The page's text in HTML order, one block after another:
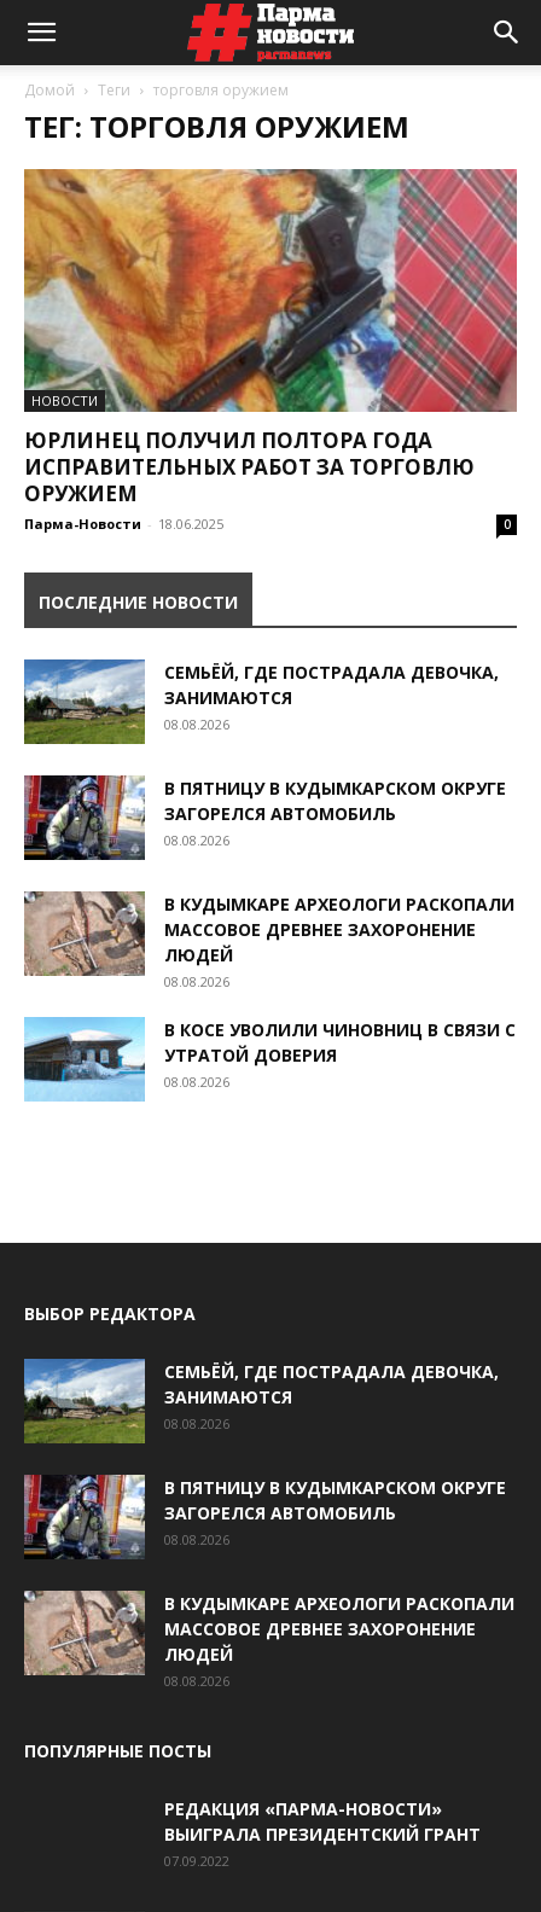
Домой Теги торговля оружием
ТЕГ: ТОРГОВЛЯ ОРУЖИЕМ
НОВОСТИ
ЮРЛИНЕЦ ПОЛУЧИЛ ПОЛТОРА ГОДА
ИСПРАВИТЕЛЬНЫХ РАБОТ ЗА ТОРГОВЛЮ
ОРУЖИЕМ
Парма-Новости - 18.06.2025 0
ПОСЛЕДНИЕ НОВОСТИ
СЕМЬЁЙ, ГДЕ ПОСТРАДАЛА ДЕВОЧКА,
ЗАНИМАЮТСЯ
08.08.2026
В ПЯТНИЦУ В КУДЫМКАРСКОМ ОКРУГЕ
ЗАГОРЕЛСЯ АВТОМОБИЛЬ
08.08.2026
В КУДЫМКАРЕ АРХЕОЛОГИ РАСКОПАЛИ
МАССОВОЕ ДРЕВНЕЕ ЗАХОРОНЕНИЕ
ЛЮДЕЙ
08.08.2026
В КОСЕ УВОЛИЛИ ЧИНОВНИЦ В СВЯЗИ С
УТРАТОЙ ДОВЕРИЯ
08.08.2026
ВЫБОР РЕДАКТОРА
СЕМЬЁЙ, ГДЕ ПОСТРАДАЛА ДЕВОЧКА,
ЗАНИМАЮТСЯ
08.08.2026
В ПЯТНИЦУ В КУДЫМКАРСКОМ ОКРУГЕ
ЗАГОРЕЛСЯ АВТОМОБИЛЬ
08.08.2026
В КУДЫМКАРЕ АРХЕОЛОГИ РАСКОПАЛИ
МАССОВОЕ ДРЕВНЕЕ ЗАХОРОНЕНИЕ
ЛЮДЕЙ
08.08.2026
ПОПУЛЯРНЫЕ ПОСТЫ
РЕДАКЦИЯ «ПАРМА-НОВОСТИ»
ВЫИГРАЛА ПРЕЗИДЕНТСКИЙ ГРАНТ
07.09.2022